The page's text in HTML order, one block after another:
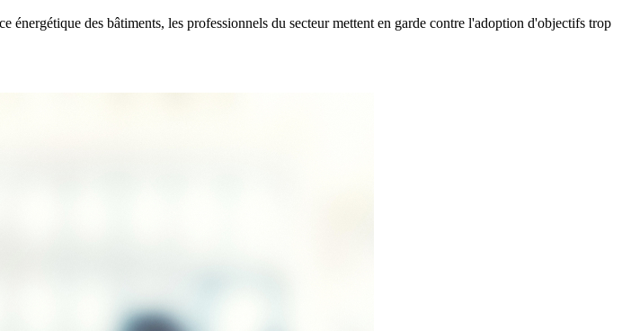
énergétique des bâtiments, les professionnels du secteur mettent en garde contre l'adoption d'objectifs trop